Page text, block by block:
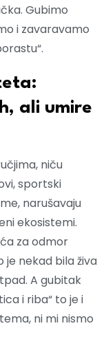
Gubimo
i zavaravamo
ali umire
niču
sportski
narušavaju
ekosistemi.
za odmor
je nekad bila živa
A gubitak
i riba“ to je i
ni mi nismo